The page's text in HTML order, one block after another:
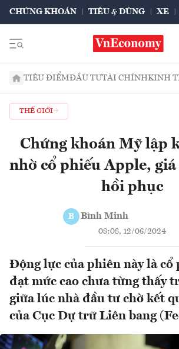
CHỨNG KHOÁN TIÊU & DÙNG XE
TIÊU ĐIỂMĐẦU TƯTÀI CHÍNHKINH
THẾ GIỚI
Chứng khoán Mỹ lập
nhờ cổ phiếu Apple,
hồi phục
B Bình Minh
08:08, 12/06/2024
Động lực của phiên này là cổ
đạt mức cao chưa từng thấy
giữa lúc nhà đầu tư chờ kết
của Cục Dự trữ Liên bang